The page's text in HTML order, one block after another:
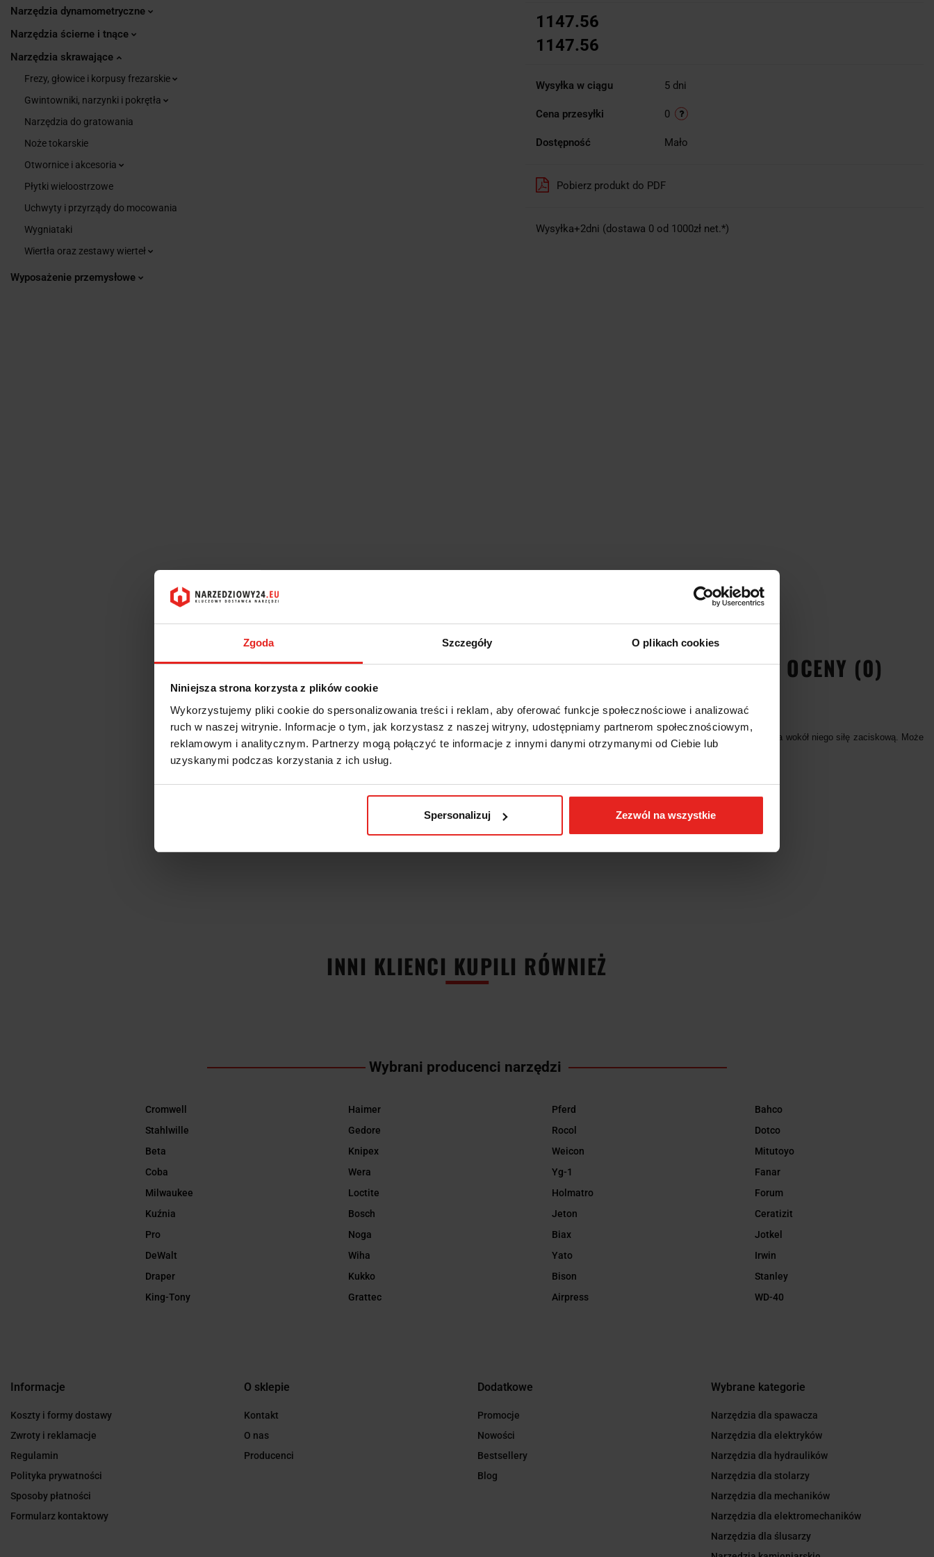
Zgoda Szczegóły O plikach cookies
Niniejsza strona korzysta z plików cookie
Wykorzystujemy pliki cookie do spersonalizowania treści i reklam, aby oferować funkcje społecznościowe i analizować
ruch w naszej witrynie. Informacje o tym, jak korzystasz z naszej witryny, udostępniamy partnerom społecznościowym,
reklamowym i analitycznym. Partnerzy mogą połączyć te informacje z innymi danymi otrzymanymi od Ciebie lub
uzyskanymi podczas korzystania z ich usług.
Spersonalizuj Zezwól na wszystkie
Narzędzia dynamometryczne
Narzędzia ścierne i tnące
Narzędzia skrawające
Frezy, głowice i korpusy frezarskie
Gwintowniki, narzynki i pokrętła
Narzędzia do gratowania
Noże tokarskie
Otwornice i akcesoria
Płytki wieloostrzowe
Uchwyty i przyrządy do mocowania
Wygniataki
Wiertła oraz zestawy wierteł
Wyposażenie przemysłowe
1147.56
1147.56
Wysyłka w ciągu 5 dni
Cena przesyłki 0
Dostępność Mało
Pobierz produkt do PDF
Wysyłka+2dni (dostawa 0 od 1000zł net.*)
OPIS INFORMACJE DOT. BEZPIECZEŃSTWA OPINIE I OCENY (0)
Zestaw tulejek ER25-15szt BOX R-ER25-15BOX FANAR:
Tuleja zaciskowa jest systemem utrzymującym – rodzajem uchwytu, który tworzy kołnierz wokół trzymanego przedmiotu i wytwarza wokół niego siłę zaciskową. Może
być stosowana do trzymania zarówno przedmiotu obrabianego, jak i narzędzia.
INNI KLIENCI KUPILI RÓWNIEŻ
Wybrani producenci narzędzi
Cromwell
Stahlwille
Beta
Coba
Milwaukee
Kuźnia
Pro
DeWalt
Draper
King-Tony
Haimer
Gedore
Knipex
Wera
Loctite
Bosch
Noga
Wiha
Kukko
Grattec
Pferd
Rocol
Weicon
Yg-1
Holmatro
Jeton
Biax
Yato
Bison
Airpress
Bahco
Dotco
Mitutoyo
Fanar
Forum
Ceratizit
Jotkel
Irwin
Stanley
WD-40
Informacje
Koszty i formy dostawy
Zwroty i reklamacje
Regulamin
Polityka prywatności
Sposoby płatności
Formularz kontaktowy
O sklepie
Kontakt
O nas
Producenci
Dodatkowe
Promocje
Nowości
Bestsellery
Blog
Wybrane kategorie
Narzędzia dla spawacza
Narzędzia dla elektryków
Narzędzia dla hydraulików
Narzędzia dla stolarzy
Narzędzia dla mechaników
Narzędzia dla elektromechaników
Narzędzia dla ślusarzy